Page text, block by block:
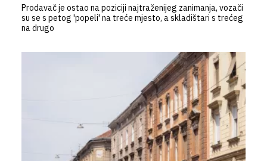
Prodavač je ostao na poziciji najtraženijeg zanimanja, vozači
su se s petog 'popeli' na treće mjesto, a skladištari s trećeg
na drugo